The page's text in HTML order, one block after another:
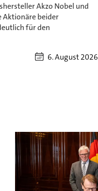
Akzo Nobel und
Aktionäre beider
für den
6. August 2026